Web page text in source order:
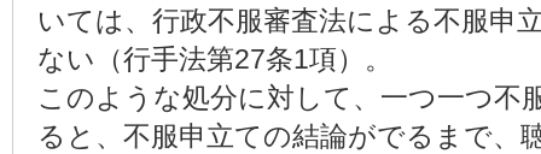
いては、行政不服審査法による不服申
ない（行手法第27条1項）。
このような処分に対して、一つ一つ不
ると、不服申立ての結論がでるまで、